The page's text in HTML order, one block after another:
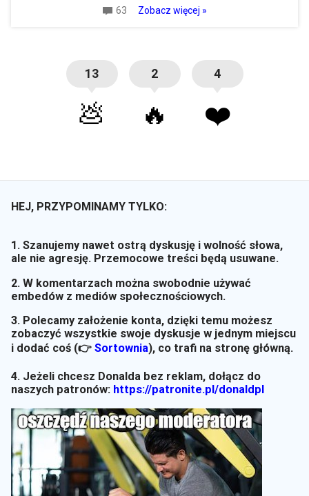
63 Zobacz więcej »
13
💩
2
🔥
4
❤️
HEJ, PRZYPOMINAMY TYLKO:
1. Szanujemy nawet ostrą dyskusję i wolność słowa,
ale nie agresję. Przemocowe treści będą usuwane.
2. W komentarzach można swobodnie używać
embedów z mediów społecznościowych.
3. Polecamy założenie konta, dzięki temu możesz
zobaczyć wszystkie swoje dyskusje w jednym miejscu
i dodać coś (👉 Sortownia), co trafi na stronę główną.
4. Jeżeli chcesz Donalda bez reklam, dołącz do
naszych patronów: https://patronite.pl/donaldpl